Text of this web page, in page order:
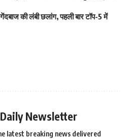
की लंबी छलांग, पहली बार टॉप-5 में
Newsletter
latest breaking news delivered